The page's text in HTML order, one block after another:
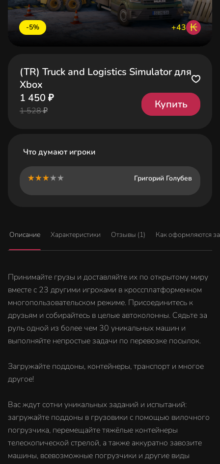
-5% +43 ₭
(TR) Truck and Logistics Simulator для
Xbox
1 450 ₽
1 528 ₽
Купить
Что думают игроки
Григорий Голубев
Описание Характеристики Отзывы (1) Как оформляются
Принимайте грузы и доставляйте их по открытому миру
вместе с 23 другими игроками в кроссплатформенном
многопользовательском режиме. Присоединитесь к
друзьям и собирайтесь в целые автоколонны. Сядьте за
руль одной из более чем 30 уникальных машин и
выполняйте непростые задачи по перевозке посылок.
Загружайте поддоны, контейнеры, транспорт и многое
другое!
Вас ждут сотни уникальных заданий и испытаний:
загружайте поддоны в грузовики с помощью вилочного
погрузчика, перемещайте тяжёлые контейнеры
телескопической стрелой, а также аккуратно завозите
машины, всевозможные погрузчики и другие виды